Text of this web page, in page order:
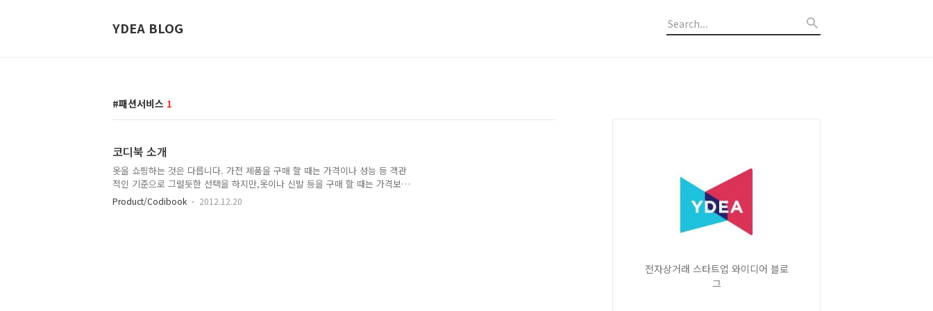
YDEA BLOG
패션서비스 1
코디북 소개
옷을 쇼핑하는 것은 다릅니다. 가전 제품을 구매 할 때는 가격이나 성능 등 객관
적인 기준으로 그럴듯한 선택을 하지만,옷이나 신발 등을 구매 할 때는 가격보다
나한테 어울릴지를 먼저 생각하게 됩니다. 결국, 옷을 쇼핑 할 때는 나의 취향에
맞는 상품을 찾는 것이 가장 중요합니다. 그러나...취향은 검색 할 수 없는 주관
Product/Codibook 2012.12.20
전자상거래 스타트업 와이디어 블로
그